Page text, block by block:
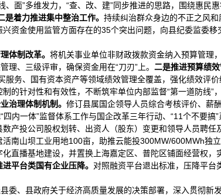
面”多维发力，“查、改、建”同步推进的思路，围绕惠民
是着力推进集中整治工作。 持续纠治群众身边的不正之风和
资金使用监管方面存在的35个突出问题，向县纪委监委
体制 改革。 将机关事业单位非财政拨款资金纳入预算管理
、三级评审，确保资金用在“刀刃”上。 二是推进预算绩效
务、国有资本资产等领域绩效管理全覆盖，强化绩效评价
针对性和有效性，不断筑牢单位内部监督“第一道防线”
治理体制机制。 修订县属国企领导人员综合考核评价、薪
内一体”监督体系工作与国企改革三年行动、“11个不要搞
数产投公司股权划转、出资人（股东）变更和领导人员聘
活南山坝工业用地100亩，助推云能投300MW/600MWh独
直播基地建设，并置换上海嘉定区、普陀区铺面经营权，
平台类国有企业压降。 对照融资平台退出标准，压降平台
委、县政府关于经济高质量发展的决策部署，深入贯彻新